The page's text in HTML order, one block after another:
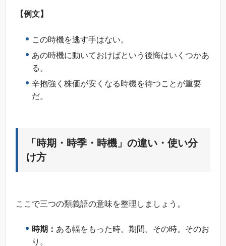
【例文】
この時機を逃す手はない。
あの時機に動いておけばという後悔はいくつかあ
る。
辛抱強く株価が安くなる時機を待つことが重要
だ。
「時期・時季・時機」の違い・使い分
け方
ここで三つの類義語の意味を整理しましょう。
時期： ある幅をもった時。期間。その時。そのお
り。